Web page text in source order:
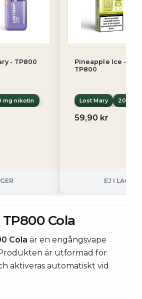
- TP800
mg nikotin
Pineapple Ice -
TP800
Lost Mary 20 mg
59,90 kr
EJ I LAGER
Cola
Cola är en engångsvape
är utformad för
aktiveras automatiskt vid